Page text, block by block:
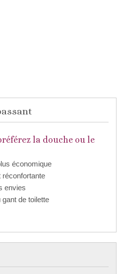
la douche ou le
économique
réconfortante
envies
de toilette